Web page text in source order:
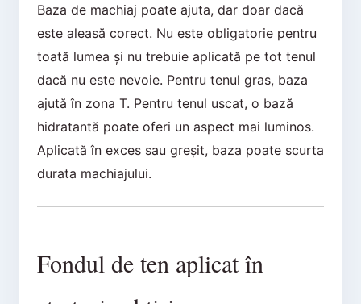
Baza de machiaj poate ajuta, dar doar dacă
este aleasă corect. Nu este obligatorie pentru
toată lumea și nu trebuie aplicată pe tot tenul
dacă nu este nevoie. Pentru tenul gras, baza
ajută în zona T. Pentru tenul uscat, o bază
hidratantă poate oferi un aspect mai luminos.
Aplicată în exces sau greșit, baza poate scurta
durata machiajului.
Fondul de ten aplicat în